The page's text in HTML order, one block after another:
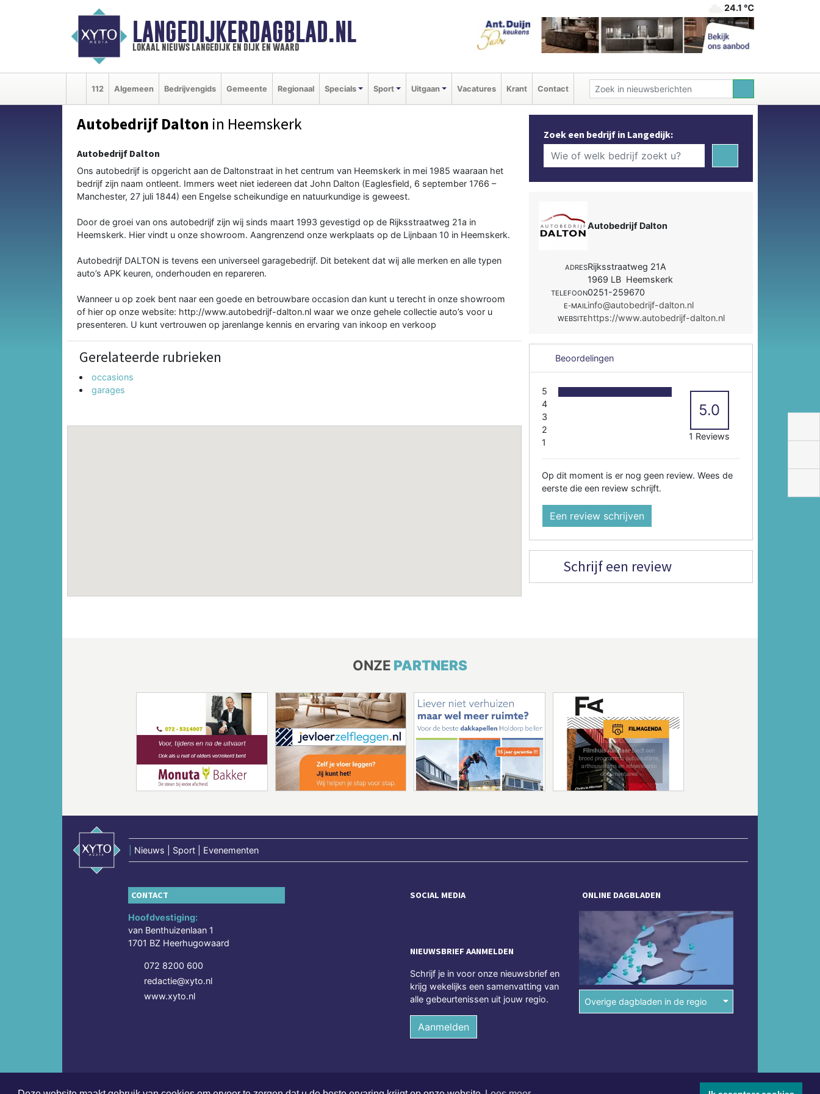
LANGEDIJKERDAGBLAD.NL
lokaal nieuws langedijk en dijk en waard
24.1 ℃
112 Algemeen Bedrijvengids Gemeente Regionaal Specials Sport Uitgaan Vacatures Krant Contact
Autobedrijf Dalton in Heemskerk
Autobedrijf Dalton
Ons autobedrijf is opgericht aan de Daltonstraat in het centrum van Heemskerk in mei 1985 waaraan het
bedrijf zijn naam ontleent. Immers weet niet iedereen dat John Dalton (Eaglesfield, 6 september 1766 –
Manchester, 27 juli 1844) een Engelse scheikundige en natuurkundige is geweest.
Door de groei van ons autobedrijf zijn wij sinds maart 1993 gevestigd op de Rijksstraatweg 21a in
Heemskerk. Hier vindt u onze showroom. Aangrenzend onze werkplaats op de Lijnbaan 10 in Heemskerk.
Autobedrijf DALTON is tevens een universeel garagebedrijf. Dit betekent dat wij alle merken en alle typen
auto’s APK keuren, onderhouden en repareren.
Wanneer u op zoek bent naar een goede en betrouwbare occasion dan kunt u terecht in onze showroom
of hier op onze website: http://www.autobedrijf-dalton.nl waar we onze gehele collectie auto’s voor u
presenteren. U kunt vertrouwen op jarenlange kennis en ervaring van inkoop en verkoop
Gerelateerde rubrieken
occasions
garages
Zoek een bedrijf in Langedijk:
Autobedrijf Dalton
ADRESRijksstraatweg 21A
1969 LB Heemskerk
TELEFOON0251-259670
E-MAILinfo@autobedrijf-dalton.nl
WEBSITEhttps://www.autobedrijf-dalton.nl
Beoordelingen
5
4
3
2
1
5.0
1 Reviews
Op dit moment is er nog geen review. Wees de
eerste die een review schrijft.
Een review schrijven
Schrijf een review
ONZE PARTNERS
Nieuws | Sport | Evenementen
CONTACT
Hoofdvestiging:
van Benthuizenlaan 1
1701 BZ Heerhugowaard
072 8200 600
redactie@xyto.nl
www.xyto.nl
SOCIAL MEDIA
NIEUWSBRIEF AANMELDEN
Schrijf je in voor onze nieuwsbrief en
krijg wekelijks een samenvatting van
alle gebeurtenissen uit jouw regio.
Aanmelden
ONLINE DAGBLADEN
Overige dagbladen in de regio